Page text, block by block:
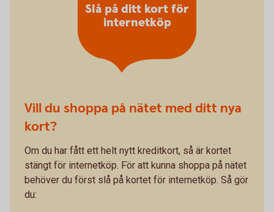
Slå på ditt kort för
internetköp
Vill du shoppa på nätet med ditt nya
kort?
Om du har fått ett helt nytt kreditkort, så är kortet
stängt för internetköp. För att kunna shoppa på nätet
behöver du först slå på kortet för internetköp. Så gör
du: